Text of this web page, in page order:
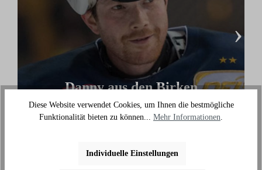
Danny aus den Birken
(Eishockey Olympionike & 3-facher deutscher
Meister)
außerhalb des Eises an meiner Fitness zu arbeiten."
›
Diese Website verwendet Cookies, um Ihnen die bestmögliche
Funktionalität bieten zu können... Mehr Informationen.
Individuelle Einstellungen